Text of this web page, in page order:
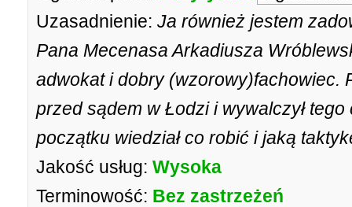
Uzasadnienie: Ja również jestem
Pana Mecenasa Arkadiusza
adwokat i dobry (wzorowy)fachowiec.
przed sądem w Łodzi i wywalczył tego
początku wiedział co robić i jaką
Jakość usług: Wysoka
Terminowość: Bez zastrzeżeń